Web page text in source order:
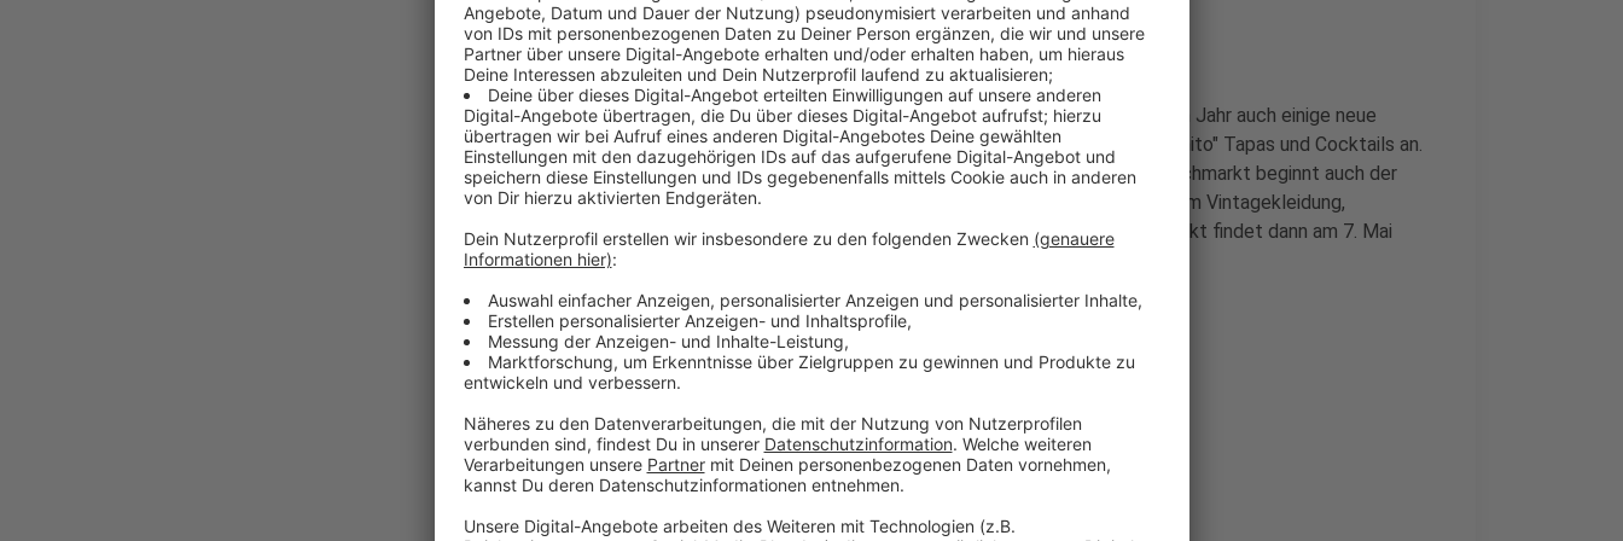
Anzeige
Neben vielen bekannten Händlerinnen und Händlern sind in diesem Jahr auch einige neue
Gesichter dabei - zum Beispiel bietet die Düsseldorfer Bar "Cubanito" Tapas und Cocktails an.
Für Live-Musik sorgen die "Strandpiraten". Zeitgleich mit dem Fischmarkt beginnt auch der
Radschlägermarkt. Dort können wir heute bis 17 Uhr unter anderem Vintagekleidung,
Antiquitäten und Schmuck shoppen. Der nächste Radschlägermarkt findet dann am 7. Mai
Anzeige
Weitere Infos und Links zum Thema:
Anzeige
Mehr Infos zum Radschlägermarkt